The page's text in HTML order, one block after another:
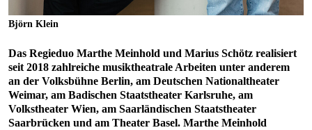
Björn Klein
Das Regieduo Marthe Meinhold und Marius Schötz realisiert
seit 2018 zahlreiche musiktheatrale Arbeiten unter anderem
an der Volksbühne Berlin, am Deutschen Nationaltheater
Weimar, am Badischen Staatstheater Karlsruhe, am
Volkstheater Wien, am Saarländischen Staatstheater
Saarbrücken und am Theater Basel. Marthe Meinhold